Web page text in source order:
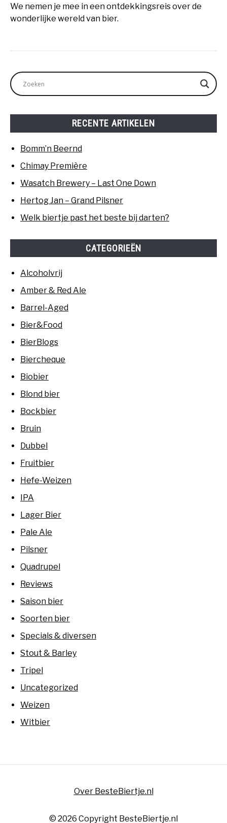
We nemen je mee in een ontdekkingsreis over de
wonderlijke wereld van bier.
RECENTE ARTIKELEN
Bomm’n Beernd
Chimay Première
Wasatch Brewery – Last One Down
Hertog Jan – Grand Pilsner
Welk biertje past het beste bij darten?
CATEGORIEËN
Alcoholvrij
Amber & Red Ale
Barrel-Aged
Bier&Food
BierBlogs
Biercheque
Biobier
Blond bier
Bockbier
Bruin
Dubbel
Fruitbier
Hefe-Weizen
IPA
Lager Bier
Pale Ale
Pilsner
Quadrupel
Reviews
Saison bier
Soorten bier
Specials & diversen
Stout & Barley
Tripel
Uncategorized
Weizen
Witbier
Over BesteBiertje.nl
© 2026 Copyright BesteBiertje.nl